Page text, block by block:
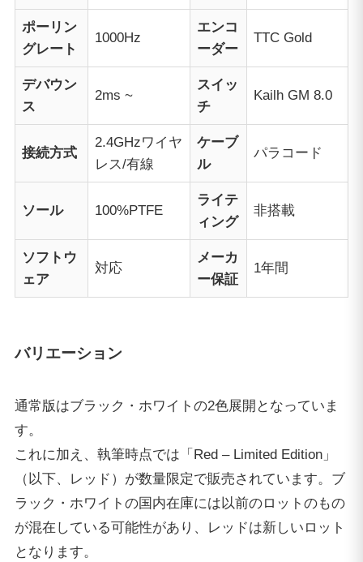
ポーリン
グレート
1000Hz
エンコ
ーダー
TTC Gold
デバウン
ス
2ms ~
スイッ
チ
Kailh GM 8.0
接続方式
2.4GHzワイヤ
レス/有線
ケーブ
ル
パラコード
ソール 100%PTFE
ライテ
ィング
非搭載
ソフトウ
ェア
対応
メーカ
ー保証
1年間
バリエーション
通常版はブラック・ホワイトの2色展開となっていま
す。
これに加え、執筆時点では「Red – Limited Edition」
（以下、レッド）が数量限定で販売されています。ブ
ラック・ホワイトの国内在庫には以前のロットのもの
が混在している可能性があり、レッドは新しいロット
となります。